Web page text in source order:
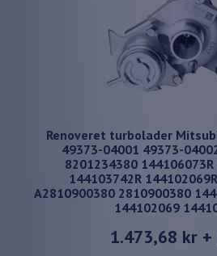
Renoveret turbolader
49373-04001 49373-
8201234380 144106073R
144103742R
A2810900380 2810900380
144102069
1.473,68 kr